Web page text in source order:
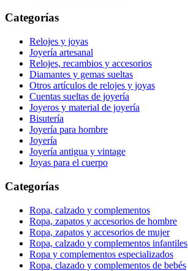
Categorías
Relojes y joyas
Joyería artesanal
Relojes, recambios y accesorios
Diamantes y gemas sueltas
Otros artículos de relojes y joyas
Cuentas sueltas de joyería
Joyeros y material de joyería
Bisutería
Joyería para hombre
Joyería
Joyería antigua y vintage
Joyas para el cuerpo
Categorías
Ropa, calzado y complementos
Ropa, zapatos y accesorios de hombre
Ropa, zapatos y accesorios de mujer
Ropa, calzado y complementos infantiles
Ropa y complementos especializados
Ropa, clazado y complementos de bebés